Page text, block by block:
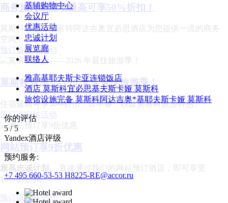
商务旅行和活动最高可享50%折扣！
莫斯科市中心诺富特阿达吉奥宜必思酒店为您提供一流的商务
空间！
预订该宣传活动
莫斯科旅游——2026 年最佳旅游季！
住宿最高可享30%折扣，含早餐，以及莫斯科旅游特惠。
预订该宣传活动
网站预订享9折优惠
雅高忠诚计划。
直接通过我们的网站预订酒店，即可享受
10% 的折扣。
预订该宣传活动
基辅购物中心
会议厅
优惠活动
忠诚计划
展览廊
联络人
雅高基耶夫斯卡亚连锁饭店
酒店 莫斯科宜必思基夫斯卡娅 莫斯科
旅馆设施完备 莫斯科阿达吉奥*基耶夫斯卡娅 莫斯科
你的评估
5 / 5
Yandex酒店评级
预约服务:
+7 495 660-53-53 H8225-RE@accor.ru